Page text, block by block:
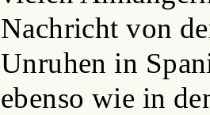
Nachricht von
Unruhen in
ebenso wie in